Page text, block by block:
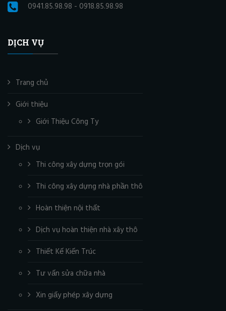
0941.85.98.98 - 0918.85.98.98
DỊCH VỤ
Trang chủ
Giới thiệu
Giới Thiệu Công Ty
Dịch vụ
Thi công xây dựng trọn gói
Thi công xây dựng nhà phần thô
Hoàn thiện nội thất
Dịch vụ hoàn thiện nhà xây thô
Thiết Kế Kiến Trúc
Tư vấn sửa chữa nhà
Xin giấy phép xây dựng